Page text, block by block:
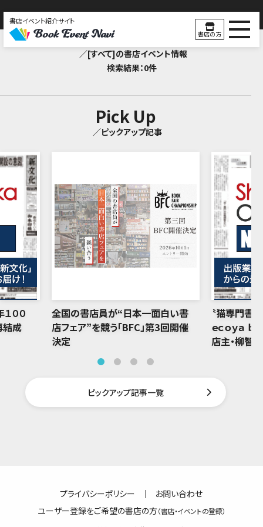
書店イベント紹介サイト
書店の方
Search Result
／[すべて]の書店イベント情報
検索結果：0件
Pick Up
／ピックアップ記事
００
結成
全国の書店員が“日本一面白い書
店フェア”を競う「BFC」第3回開催
決定
〝猫専門書
ｅｃｏｙａ ｂ
店主・柳智
ピックアップ記事一覧
プライバシーポリシー ｜
お問い合わせ
ユーザー登録をご希望の書店の方（書店・イベントの登録）